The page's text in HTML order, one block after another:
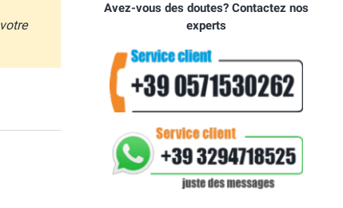
Avez-vous des doutes? Contactez nos
experts